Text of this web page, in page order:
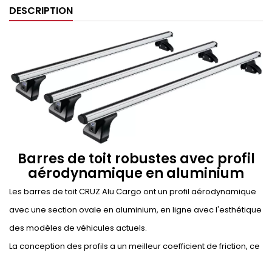
DESCRIPTION
Barres de toit robustes avec profil
aérodynamique en aluminium
Les barres de toit CRUZ Alu Cargo ont un profil aérodynamique
avec une section ovale en aluminium, en ligne avec l'esthétique
des modèles de véhicules actuels.
La conception des profils a un meilleur coefficient de friction, ce